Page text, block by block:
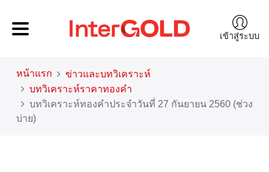
เข้าสู่ระบบ
หน้าแรก
ข่าวและบทวิเคราะห์
บทวิเคราะห์ราคาทองคำ
บทวิเคราะห์ทองคำประจำวันที่ 27 กันยายน 2560 (ช่วง
บ่าย)